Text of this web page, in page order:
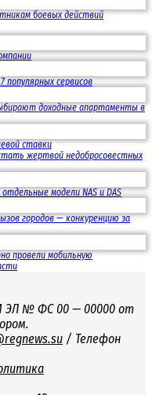
боевых действий
сервисов
доходные апартаменты в
ставки
жертвой недобросовестных
модели NAS и DAS
городов — конкуренцию за
провели мобильную
ЭЛ № ФС 00 — 00000 от
/ Телефон